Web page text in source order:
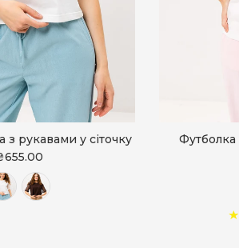
з рукавами у сіточку